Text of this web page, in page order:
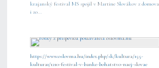
krajanský festival MS spojil v Martine Slovákov z domova
i zo...
https://www.oslovma.hu/index.php/sk/kultura/155-
kultura1/1210-festival-v-banke-bohatstvo-naej-slovae